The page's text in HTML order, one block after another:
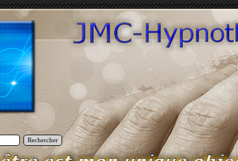
Rechercher